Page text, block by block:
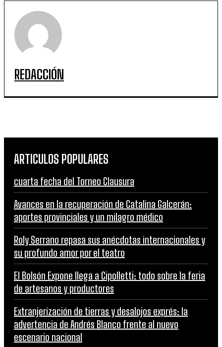
REDACCIÓN
ARTICULOS POPULARES
cuarta fecha del Torneo Clausura
Avances en la recuperación de Catalina Galcerán:
aportes provinciales y un milagro médico
Roly Serrano repasa sus anécdotas internacionales y
su profundo amor por el teatro
El Bolsón Expone llega a Cipolletti: todo sobre la feria
de artesanos y productores
Extranjerización de tierras y desalojos exprés: la
advertencia de Andrés Blanco frente al nuevo
escenario nacional